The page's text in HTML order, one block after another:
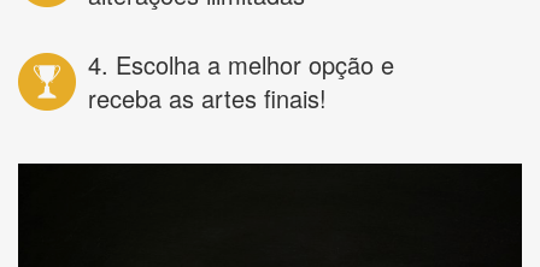
4. Escolha a melhor opção e
receba as artes finais!